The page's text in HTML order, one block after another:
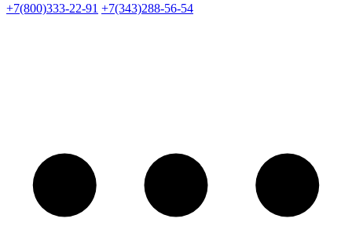
+7(800)333-22-91 +7(343)288-56-54